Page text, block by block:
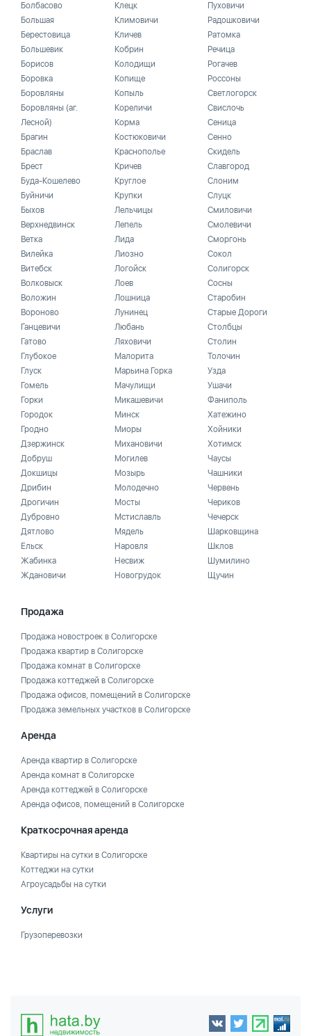
Болбасово
Большая
Берестовица
Большевик
Борисов
Боровка
Боровляны
Боровляны (аг.
Лесной)
Брагин
Браслав
Брест
Буда-Кошелево
Буйничи
Быхов
Верхнедвинск
Ветка
Вилейка
Витебск
Волковыск
Воложин
Вороново
Ганцевичи
Гатово
Глубокое
Глуск
Гомель
Горки
Городок
Гродно
Дзержинск
Добруш
Докшицы
Дрибин
Дрогичин
Дубровно
Дятлово
Ельск
Жабинка
Ждановичи
Клецк
Климовичи
Кличев
Кобрин
Колодищи
Копище
Копыль
Кореличи
Корма
Костюковичи
Краснополье
Кричев
Круглое
Крупки
Лельчицы
Лепель
Лида
Лиозно
Логойск
Лоев
Лошница
Лунинец
Любань
Ляховичи
Малорита
Марьина Горка
Мачулищи
Микашевичи
Минск
Миоры
Михановичи
Могилев
Мозырь
Молодечно
Мосты
Мстиславль
Мядель
Наровля
Несвиж
Новогрудок
Пуховичи
Радошковичи
Ратомка
Речица
Рогачев
Россоны
Светлогорск
Свислочь
Сеница
Сенно
Скидель
Славгород
Слоним
Слуцк
Смиловичи
Смолевичи
Сморгонь
Сокол
Солигорск
Сосны
Старобин
Старые Дороги
Столбцы
Столин
Толочин
Узда
Ушачи
Фаниполь
Хатежино
Хойники
Хотимск
Чаусы
Чашники
Червень
Чериков
Чечерск
Шарковщина
Шклов
Шумилино
Щучин
Продажа
Продажа новостроек в Солигорске
Продажа квартир в Солигорске
Продажа комнат в Солигорске
Продажа коттеджей в Солигорске
Продажа офисов, помещений в Солигорске
Продажа земельных участков в Солигорске
Аренда
Аренда квартир в Солигорске
Аренда комнат в Солигорске
Аренда коттеджей в Солигорске
Аренда офисов, помещений в Солигорске
Краткосрочная аренда
Квартиры на сутки в Солигорске
Коттеджи на сутки
Агроусадьбы на сутки
Услуги
Грузоперевозки